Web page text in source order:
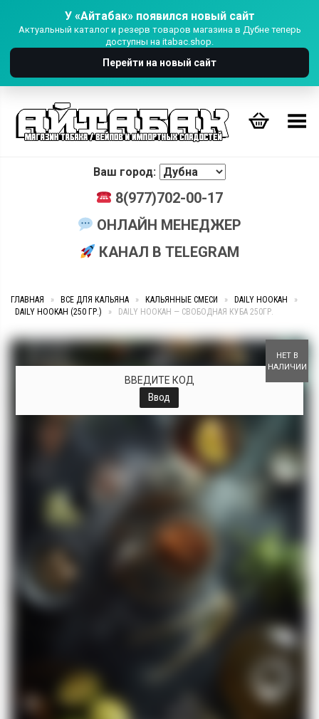
У «Айтабак» появился новый сайт
Актуальный каталог и резерв товаров магазина в Дубне теперь
доступны на itabac.shop.
Перейти на новый сайт
Переключить Меню
Ваш город:
8(977)702-00-17
ОНЛАЙН МЕНЕДЖЕР
КАНАЛ В TELEGRAM
ГЛАВНАЯ » ВСЕ ДЛЯ КАЛЬЯНА » КАЛЬЯННЫЕ СМЕСИ » DAILY HOOKAH
»
DAILY HOOKAH (250 ГР.)
» DAILY HOOKAH — СВОБОДНАЯ КУБА 250ГР.
НЕТ В
НАЛИЧИИ
ВВЕДИТЕ КОД
Ввод